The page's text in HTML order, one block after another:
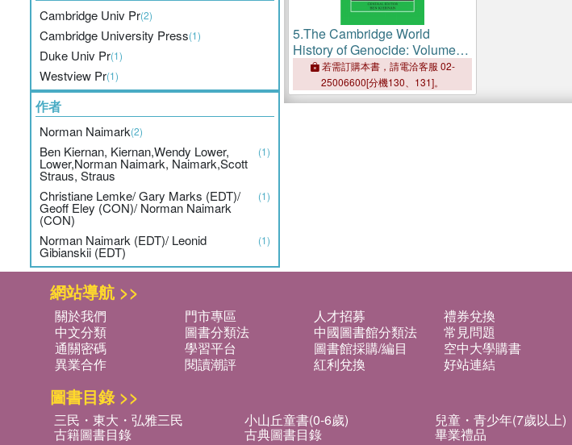
Cambridge Univ Pr(2)
Cambridge University Press(1)
Duke Univ Pr(1)
Westview Pr(1)
作者
Norman Naimark(2)
Ben Kiernan, Kiernan,Wendy Lower,
Lower,Norman Naimark, Naimark,Scott
Straus, Straus
(1)
Christiane Lemke/ Gary Marks (EDT)/
Geoff Eley (CON)/ Norman Naimark
(CON)
(1)
Norman Naimark (EDT)/ Leonid
Gibianskii (EDT)
(1)
5.The Cambridge World
History of Genocide: Volume 3,
Genocide in the Contemporary
Era, 1914-2020
若需訂購本書，請電洽客服 02-
25006600[分機130、131]。
網站導航 >>
關於我們 門市專區 人才招募 禮券兌換
中文分類
圖書分類法 中國圖書館分類法 常見問題
通關密碼
學習平台 圖書館採購/編目 空中大學購書
異業合作
閱讀潮評 紅利兌換 好站連結
圖書目錄 >>
三民・東大・弘雅三民 小山丘童書(0-6歲) 兒童・青少年(7歲以上)
古籍圖書目錄 古典圖書目錄 畢業禮品